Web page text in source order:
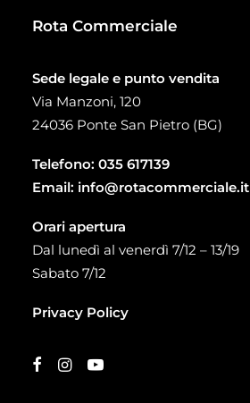
Rota Commerciale
Sede legale e punto vendita
Via Manzoni, 120
24036 Ponte San Pietro (BG)
Telefono: 035 617139
Email: info@rotacommerciale.it
Orari apertura
Dal lunedì al venerdì 7/12 – 13/19
Sabato 7/12
Privacy Policy